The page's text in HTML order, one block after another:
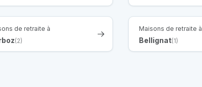
de retraite à
(2)
Maisons de retraite à
Bellignat(1)